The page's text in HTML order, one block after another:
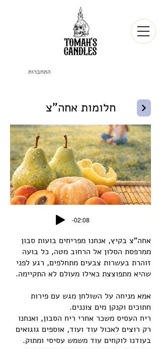
התחברות
חלומות אחה"צ
-02:08
אחה”צ בקיץ, אנחנו מפריחים בועות סבון
ממרפסת הסלון אל הרחוב מטה, כל בועה
זוהרת בעשרות צבעים מתחלפים, רגע לפני
שהיא מתפוצצת כאילו מעולם לא התקיימה.
אמא מניחה על השולחן מגש עם פירות
חתוכים וקנקן מים צוננים.
ריח העסיס משכר אחרי ריח הסבון, ואנחנו
רק רוצים לאכול עוד ועוד, אוספים גוגואים
בעודנו לוקחים עוד משמש עסיסי ומתוק.